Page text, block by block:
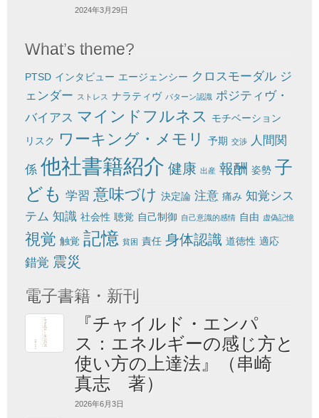
2024年3月29日
What’s theme?
PTSD インタビュー エージェンシー クロスモーダル ジ
ェンダー ストレス ナラティヴ パターン認識 ポジティヴ・
バイアス マインドフルネス
モチベーション
リスク
ワーキング・メモリ 予期 交渉 人間関
係 他社書籍紹介 健康 出産 報酬 姿勢 子
ども 学習 意味づけ 決定論 注意 痛み 知覚シス
テム 知識 社会性 聴覚 自己制御 自己意識的感情 自由 虚偽記憶
視覚 触覚 記憶 貧困 責任 身体認識 道徳性 適応
錯覚 震災
電子書籍・新刊
『チャイルド・エンパ
ス：エネルギーの感じ方と
使い方の上達法』（串崎
真志 著）
2026年6月3日